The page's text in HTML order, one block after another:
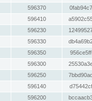
596370
596410
596230
596330
596350
596300
596250
596140
596200